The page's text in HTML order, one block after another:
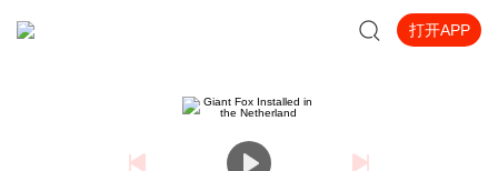
打开APP